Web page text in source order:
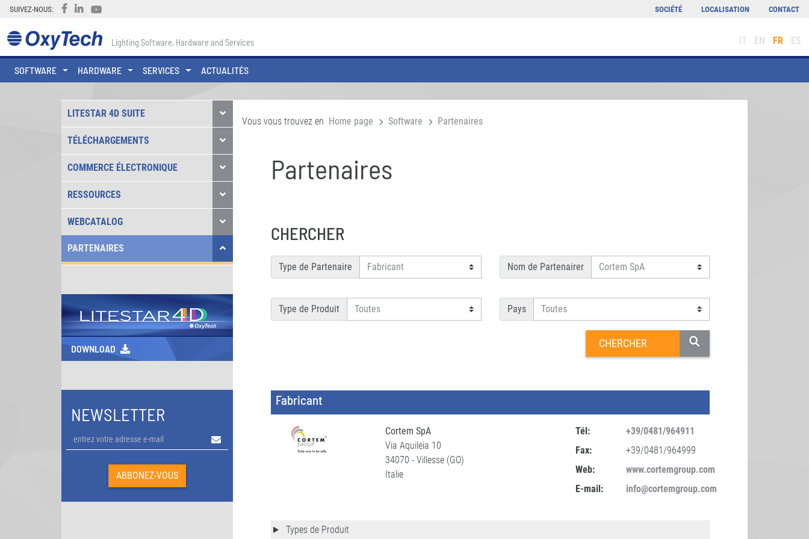
SUIVEZ-NOUS:
IT EN FR ES
Lighting Software, Hardware and Services
SOFTWARE HARDWARE SERVICES ACTUALITÉS
SOCIÉTÉ LOCALISATION CONTACT
Vous vous trouvez en Home page Software Partenaires
Partenaires
CHERCHER
Type de Partenaire Nom de Partenairer
Type de Produit Pays
Fabricant
Cortem SpA
Via Aquileia 10
34070 - Villesse (GO)
Italie
Tél:
+39/0481/964911
Fax:
+39/0481/964999
Web:
www.cortemgroup.com
E-mail:
info@cortemgroup.com
Types de Produit
LITESTAR 4D SUITE
TÉLÉCHARGEMENTS
COMMERCE ÉLECTRONIQUE
RESSOURCES
WEBCATALOG
PARTENAIRES
DOWNLOAD
NEWSLETTER